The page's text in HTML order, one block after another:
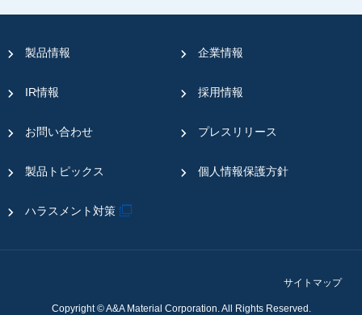
製品情報 企業情報
IR情報 採用情報
お問い合わせ プレスリリース
製品トピックス 個人情報保護方針
ハラスメント対策
サイトマップ
Copyright © A&A Material Corporation. All Rights Reserved.